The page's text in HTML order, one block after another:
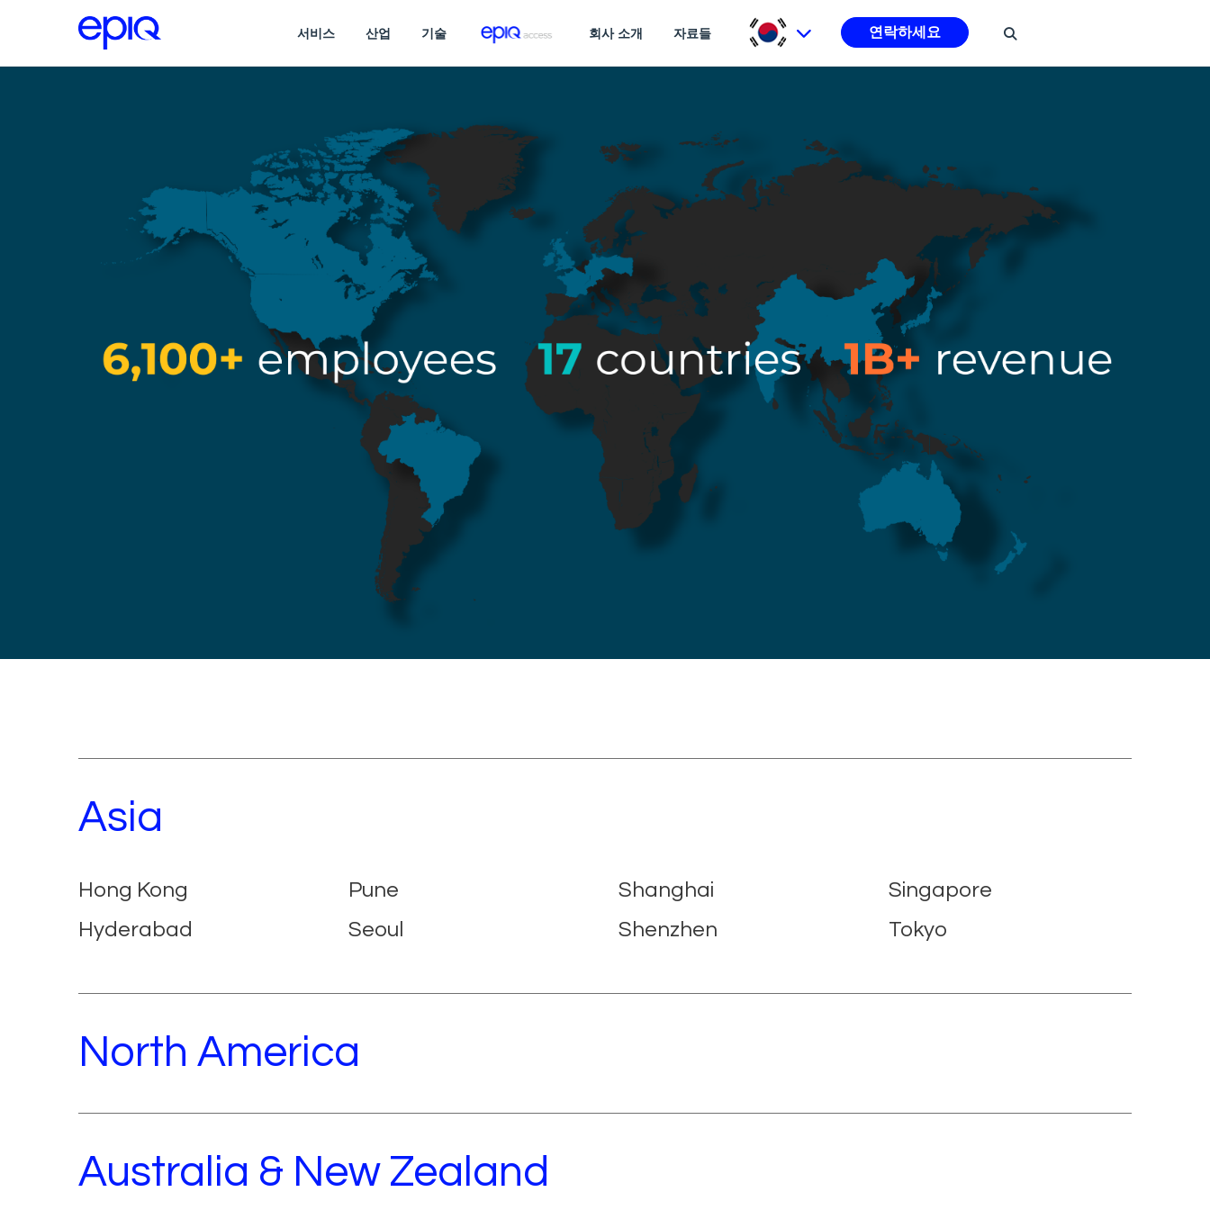
서비스 산업 기술 회사 소개 자료들 연락하세요
Asia
Hong Kong
Hyderabad
Pune
Seoul
Shanghai
Shenzhen
Singapore
Tokyo
North America
Australia & New Zealand